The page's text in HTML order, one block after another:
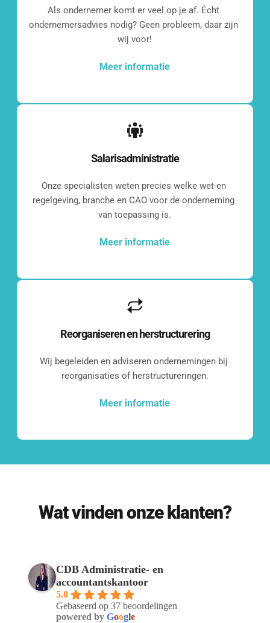
Even
kennismaken?
[blocksy-content-block id="7258"]
Wat vinden onze
klanten?
Even kennismaken?
Benieuwd wat we voor jouw bedrijf
Laten we een vrijblijvend
Onze klanten
Een greep uit de diverse groep klanten
waar wij voor werken.
Als ondernemer komt er veel op je af. Écht
ondernemersadvies nodig? Geen probleem, daar zijn
wij voor!
Meer informatie
Salarisadministratie
Onze specialisten weten precies welke wet-en
regelgeving, branche en CAO voor de onderneming
van toepassing is.
Meer informatie
Reorganiseren en herstructurering
Wij begeleiden en adviseren ondernemingen bij
reorganisaties of herstructureringen.
Meer informatie
Wat vinden onze klanten?
CDB Administratie- en
accountantskantoor
5.0
Gebaseerd op 37 beoordelingen
powered by Google